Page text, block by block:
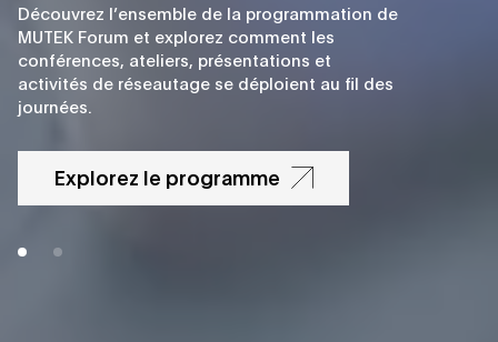
Découvrez l’ensemble de la programmation de
MUTEK Forum et explorez comment les
conférences, ateliers, présentations et
activités de réseautage se déploient au fil des
journées.
Explorez le programme